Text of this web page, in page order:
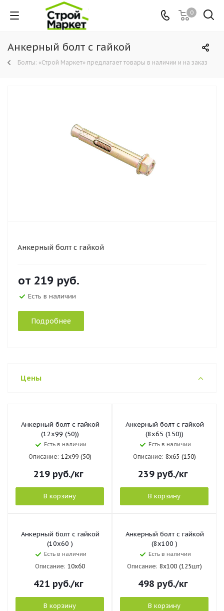
0
Анкерный болт с гайкой
Болты: «Строй Маркет» предлагает товары в наличии и на заказ
Анкерный болт с гайкой
от 219 руб.
Есть в наличии
Подробнее
Цены
Анкерный болт с гайкой
(12х99 (50))
Есть в наличии
Описание: 12х99 (50)
219руб./кг
В корзину
Анкерный болт с гайкой
(8х65 (150))
Есть в наличии
Описание: 8х65 (150)
239руб./кг
В корзину
Анкерный болт с гайкой
(10х60 )
Есть в наличии
Описание: 10х60
421 руб./кг
В корзину
Анкерный болт с гайкой
(8х100 )
Есть в наличии
Описание: 8х100 (125шт)
498 руб./кг
В корзину